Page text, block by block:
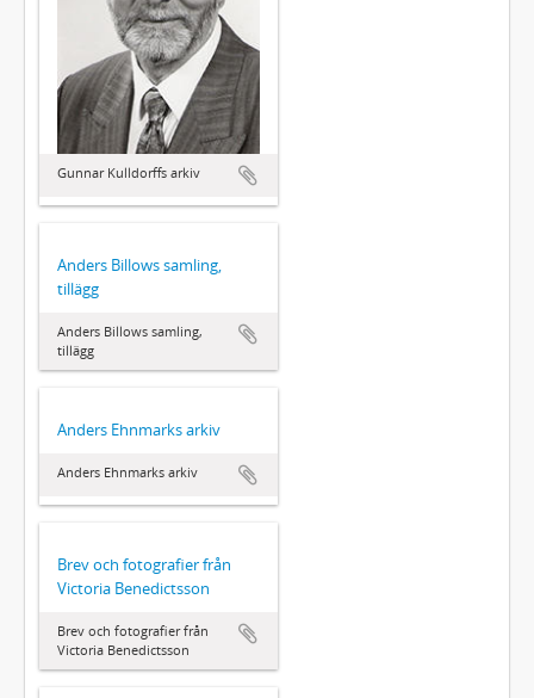
Gunnar Kulldorffs arkiv
Anders Billows samling,
tillägg
Anders Billows samling,
tillägg
Anders Ehnmarks arkiv
Anders Ehnmarks arkiv
Brev och fotografier från
Victoria Benedictsson
Brev och fotografier från
Victoria Benedictsson